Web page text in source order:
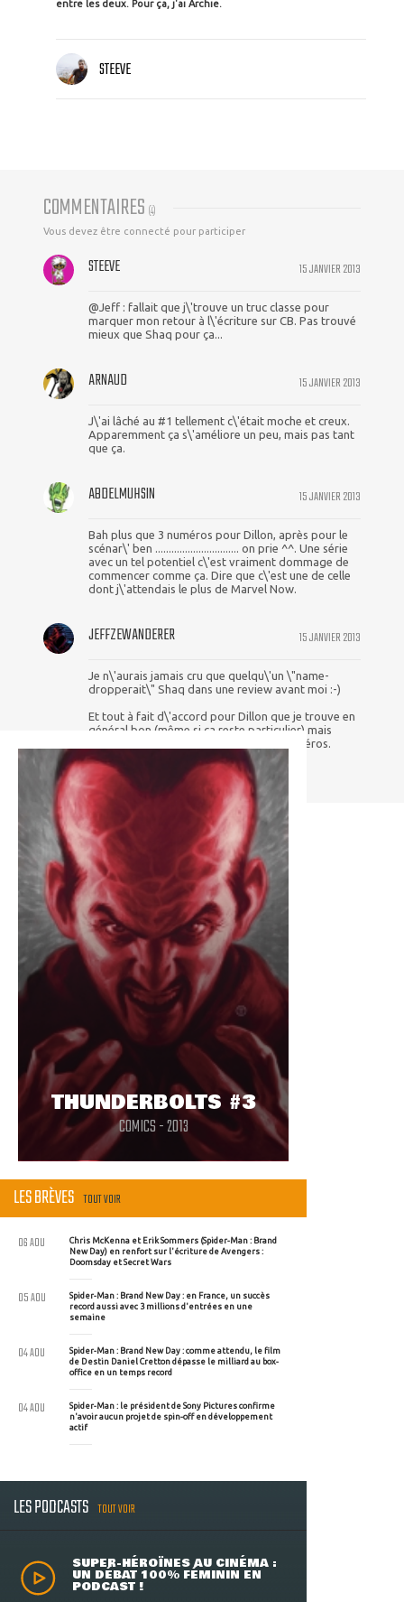
entre les deux. Pour ça, j'ai Archie.
STEEVE
COMMENTAIRES (4)
Vous devez être connecté pour participer
15 JANVIER 2013
STEEVE
@Jeff : fallait que j\'trouve un truc classe pour
marquer mon retour à l\'écriture sur CB. Pas trouvé
mieux que Shaq pour ça...
15 JANVIER 2013
ARNAUD
J\'ai lâché au #1 tellement c\'était moche et creux.
Apparemment ça s\'améliore un peu, mais pas tant
que ça.
15 JANVIER 2013
ABDELMUHSIN
Bah plus que 3 numéros pour Dillon, après pour le
scénar\' ben ............................... on prie ^^. Une série
avec un tel potentiel c\'est vraiment dommage de
commencer comme ça. Dire que c\'est une de celle
dont j\'attendais le plus de Marvel Now.
15 JANVIER 2013
JEFFZEWANDERER
Je n\'aurais jamais cru que quelqu\'un \"name-
dropperait\" Shaq dans une review avant moi :-)
Et tout à fait d\'accord pour Dillon que je trouve en
général bon (même si ça reste particulier) mais
surtout pas fait pour les titres de super-héros.
THUNDERBOLTS #3
COMICS - 2013
LES BRÈVES TOUT VOIR
Chris McKenna et Erik Sommers (Spider-Man : Brand
New Day) en renfort sur l'écriture de Avengers :
Doomsday et Secret Wars
06 AOU
Spider-Man : Brand New Day : en France, un succès
record aussi avec 3 millions d'entrées en une
semaine
05 AOU
Spider-Man : Brand New Day : comme attendu, le film
de Destin Daniel Cretton dépasse le milliard au box-
office en un temps record
04 AOU
Spider-Man : le président de Sony Pictures confirme
n'avoir aucun projet de spin-off en développement
actif
04 AOU
LES PODCASTS TOUT VOIR
SUPER-HÉROÏNES AU CINÉMA :
UN DÉBAT 100% FÉMININ EN
PODCAST !